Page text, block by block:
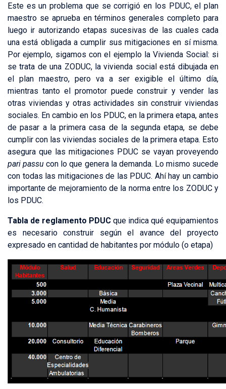
Este es un problema que se corrigió en los PDUC, el plan
maestro se aprueba en términos generales completo para
luego ir autorizando etapas sucesivas de las cuales cada
una está obligada a cumplir sus mitigaciones en sí misma.
Por ejemplo, sigamos con el ejemplo la Vivienda Social: si
se trata de una ZODUC, la vivienda social está dibujada en
el plan maestro, pero va a ser exigible el último día,
mientras tanto el promotor puede construir y vender las
otras viviendas y otras actividades sin construir viviendas
sociales. En cambio en los PDUC, en la primera etapa, antes
de pasar a la primera casa de la segunda etapa, se debe
cumplir con las viviendas sociales de la primera etapa. Esto
asegura que las mitigaciones PDUC se vayan proveyendo
pari passu con lo que genera la demanda. Lo mismo sucede
con todas las mitigaciones de las PDUC. Ahí hay un cambio
importante de mejoramiento de la norma entre los ZODUC y
los PDUC.
Tabla de reglamento PDUC que indica qué equipamientos
es necesario construir según el avance del proyecto
expresado en cantidad de habitantes por módulo (o etapa)